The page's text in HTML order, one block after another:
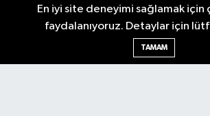
Gazetesi'ni takip edin. Başkentin
En iyi site deneyimi sağlamak
faydalanıyoruz. Detaylar için
TAMAM